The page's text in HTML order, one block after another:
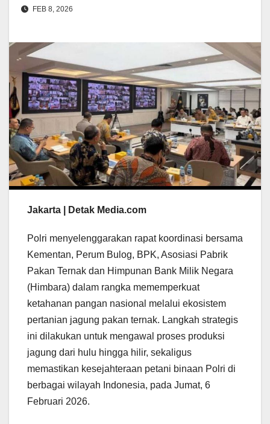
FEB 8, 2026
Jakarta | Detak Media.com
Polri menyelenggarakan rapat koordinasi bersama
Kementan, Perum Bulog, BPK, Asosiasi Pabrik
Pakan Ternak dan Himpunan Bank Milik Negara
(Himbara) dalam rangka mememperkuat
ketahanan pangan nasional melalui ekosistem
pertanian jagung pakan ternak. Langkah strategis
ini dilakukan untuk mengawal proses produksi
jagung dari hulu hingga hilir, sekaligus
memastikan kesejahteraan petani binaan Polri di
berbagai wilayah Indonesia, pada Jumat, 6
Februari 2026.